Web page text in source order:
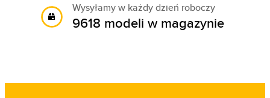
Wysyłamy w każdy dzień roboczy
9618 modeli w magazynie